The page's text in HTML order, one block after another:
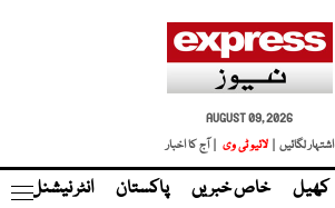
AUGUST 09, 2026
اشتہار لگائیں |
لائیو ٹی وی | آج کا اخبار
کھیل خاص خبریں پاکستان انٹر نیشنل